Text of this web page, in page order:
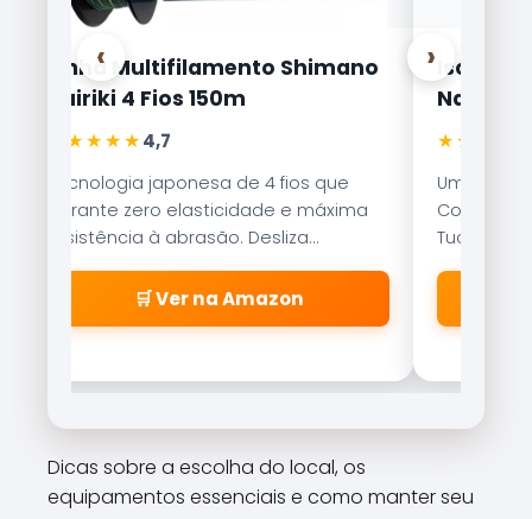
‹
Linha Multifilamento Shimano
Kairiki 4 Fios 150m
★★★★★4,7
Tecnologia japonesa de 4 fios que
garante zero elasticidade e máxima
resistência à abrasão. Desliza
suavemente pelos passadores.
🛒 Ver na Amazon
Isca
★★★★★
Uma das
Com
Tucunaré
qualquer
›
Dicas sobre a escolha do local, os
equipamentos essenciais e como manter seu